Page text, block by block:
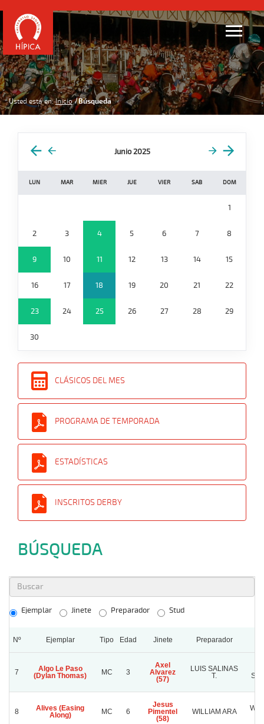
Usted está en: Inicio Búsqueda
Junio 2025
LUN MAR MIER JUE VIER SAB DOM
1
2 3 4 5 6 7 8
9 10 11 12 13 14 15
16 17 18 19 20 21 22
23 24 25 26 27 28 29
30
CLÁSICOS DEL MES
PROGRAMA DE TEMPORADA
ESTADÍSTICAS
INSCRITOS DERBY
BÚSQUEDA
Ejemplar Jinete Preparador Stud
Nº Ejemplar Tipo Edad Jinete Preparador
7
Algo Le Paso
(Dylan Thomas)
MC 3
Axel
Alvarez
(57)
LUIS SALINAS
T.
8
Alives (Easing
Along)
MC 6
Jesus
Pimentel
(58)
WILLIAM ARA